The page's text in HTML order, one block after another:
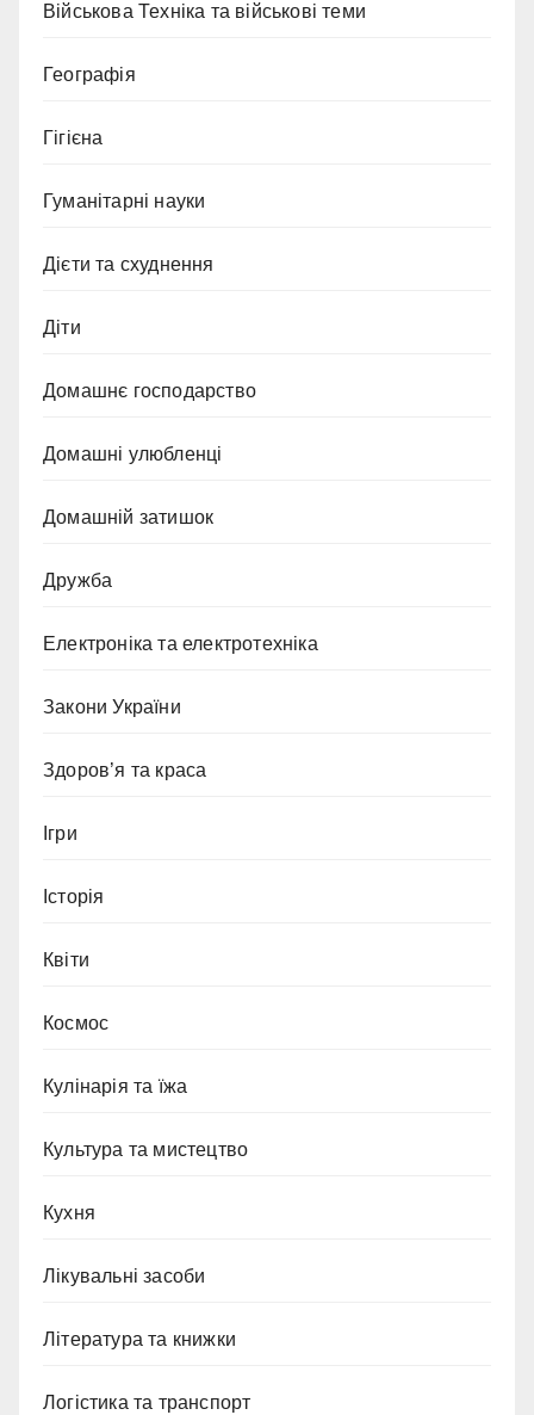
Військова Техніка та військові теми
Географія
Гігієна
Гуманітарні науки
Дієти та схуднення
Діти
Домашнє господарство
Домашні улюбленці
Домашній затишок
Дружба
Електроніка та електротехніка
Закони України
Здоров’я та краса
Ігри
Історія
Квіти
Космос
Кулінарія та їжа
Культура та мистецтво
Кухня
Лікувальні засоби
Література та книжки
Логістика та транспорт